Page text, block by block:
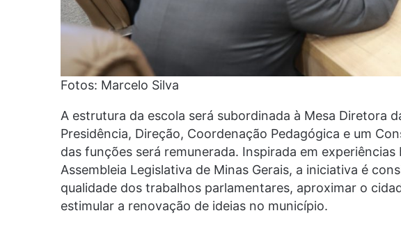
Fotos: Marcelo Silva
A estrutura da escola será subordinada à Mesa Diretora
Presidência, Direção, Coordenação Pedagógica e um
das funções será remunerada. Inspirada em
Assembleia Legislativa de Minas Gerais, a iniciativa é
qualidade dos trabalhos parlamentares, aproximar o
estimular a renovação de ideias no município.